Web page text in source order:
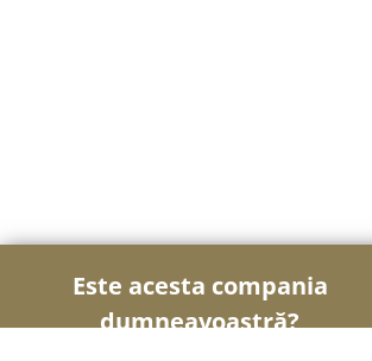
Este acesta compania
dumneavoastră?